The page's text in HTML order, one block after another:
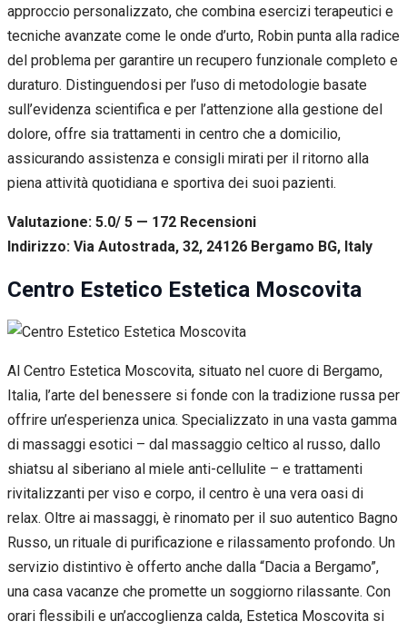
approccio personalizzato, che combina esercizi terapeutici e
tecniche avanzate come le onde d’urto, Robin punta alla radice
del problema per garantire un recupero funzionale completo e
duraturo. Distinguendosi per l’uso di metodologie basate
sull’evidenza scientifica e per l’attenzione alla gestione del
dolore, offre sia trattamenti in centro che a domicilio,
assicurando assistenza e consigli mirati per il ritorno alla
piena attività quotidiana e sportiva dei suoi pazienti.
Valutazione: 5.0/ 5 — 172 Recensioni
Indirizzo: Via Autostrada, 32, 24126 Bergamo BG, Italy
Centro Estetico Estetica Moscovita
Al Centro Estetica Moscovita, situato nel cuore di Bergamo,
Italia, l’arte del benessere si fonde con la tradizione russa per
offrire un’esperienza unica. Specializzato in una vasta gamma
di massaggi esotici – dal massaggio celtico al russo, dallo
shiatsu al siberiano al miele anti-cellulite – e trattamenti
rivitalizzanti per viso e corpo, il centro è una vera oasi di
relax. Oltre ai massaggi, è rinomato per il suo autentico Bagno
Russo, un rituale di purificazione e rilassamento profondo. Un
servizio distintivo è offerto anche dalla “Dacia a Bergamo”,
una casa vacanze che promette un soggiorno rilassante. Con
orari flessibili e un’accoglienza calda, Estetica Moscovita si